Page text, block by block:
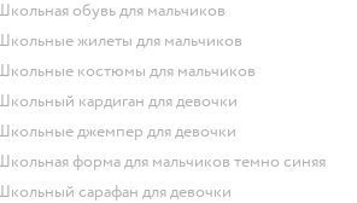
Школьная обувь для мальчиков
Школьные жилеты для мальчиков
Школьные костюмы для мальчиков
Школьный кардиган для девочки
Школьные джемпер для девочки
Школьная форма для мальчиков темно синяя
Школьный сарафан для девочки